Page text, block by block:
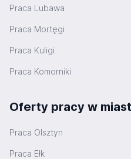
Praca Lubawa
Praca Mortęgi
Praca Kuligi
Praca Komorniki
Oferty pracy w
Praca Olsztyn
Praca Ełk